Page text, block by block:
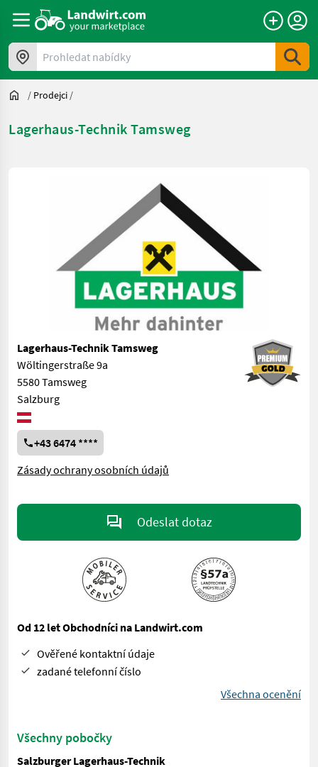
Prohledat nabídky
/ Prodejci /
Lagerhaus-Technik Tamsweg
Lagerhaus-Technik Tamsweg
Wöltingerstraße 9a
5580 Tamsweg
Salzburg
+43 6474 ****
Zásady ochrany osobních údajů
Odeslat dotaz
Od 12 let Obchodníci na Landwirt.com
Ověřené kontaktní údaje
zadané telefonní číslo
Všechna ocenění
Všechny pobočky
Salzburger Lagerhaus-Technik